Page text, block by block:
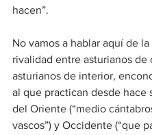
hacen”.
No vamos a hablar aquí de
rivalidad entre asturianos de
asturianos de interior,
al que practican desde hace
del Oriente (“medio
vascos”) y Occidente (“que